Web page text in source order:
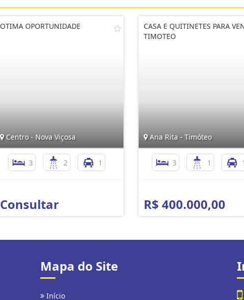
OTIMA OPORTUNIDADE
Centro - Nova Viçosa
3 2 1
Consultar
CASA E QUITINETES PARA
TIMOTEO
Ana Rita - Timóteo
3 1 1
R$ 400.000,00
Mapa do Site
Início